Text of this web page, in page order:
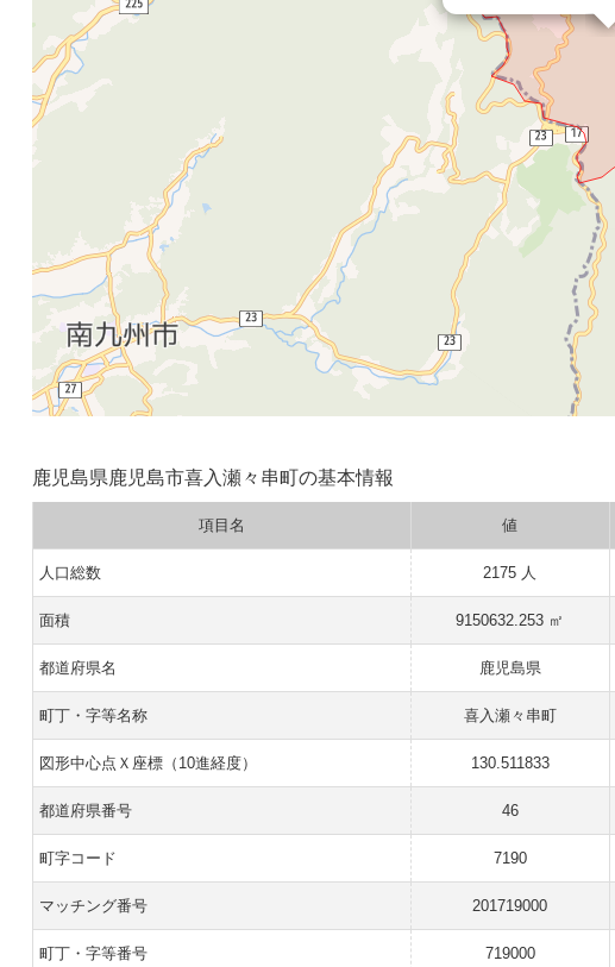
鹿児島県鹿児島市喜入瀬々串町の基本情報
項目名 値
人口総数 2175 人
面積 9150632.253 ㎡
都道府県名 鹿児島県
町丁・字等名称 喜入瀬々串町
図形中心点Ｘ座標（10進経度） 130.511833
都道府県番号 46
町字コード 7190
マッチング番号 201719000
町丁・字等番号 719000